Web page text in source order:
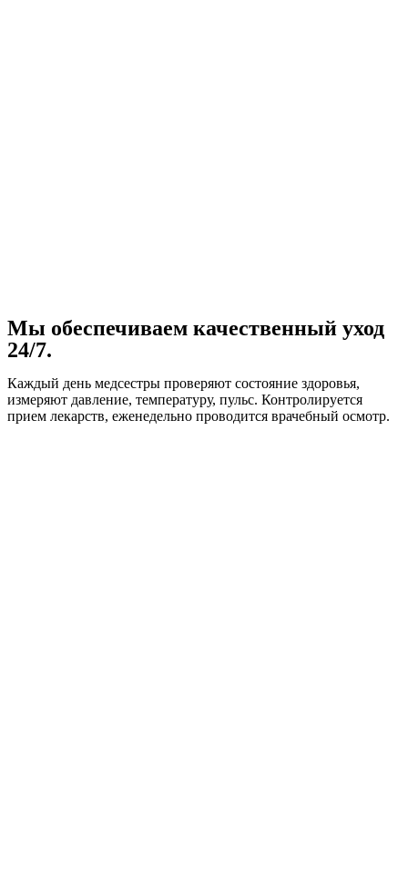
Мы обеспечиваем качественный уход
24/7.
Каждый день медсестры проверяют состояние здоровья,
измеряют давление, температуру, пульс. Контролируется
прием лекарств, еженедельно проводится врачебный осмотр.